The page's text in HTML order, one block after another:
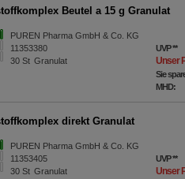
Beutel a 15 g Granulat
PUREN Pharma GmbH & Co. KG
11353380
30St Granulat
UVP**
Unser
Sie
MHD:
direkt Granulat
PUREN Pharma GmbH & Co. KG
11353405
30St Granulat
UVP**
Unser